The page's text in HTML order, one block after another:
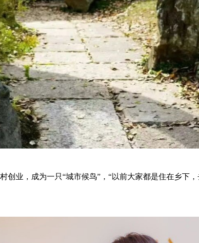
创业，成为一只“城市候鸟”，“以前大家都是住在乡下